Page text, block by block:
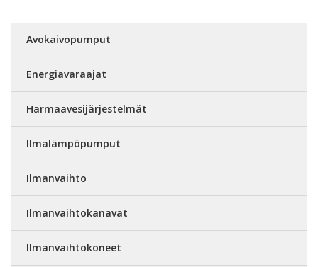
Avokaivopumput
Energiavaraajat
Harmaavesijärjestelmät
Ilmalämpöpumput
Ilmanvaihto
Ilmanvaihtokanavat
Ilmanvaihtokoneet